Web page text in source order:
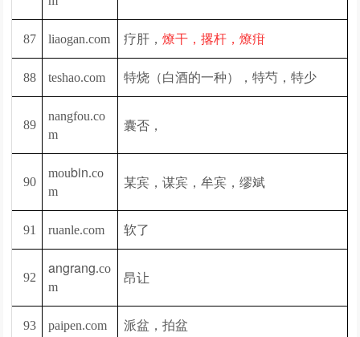
87 liaogan.com 疗肝，燎干，撂杆，燎疳
88 teshao.com 特烧（白酒的一种），特芍，特少
89
nangfou.co
m
囊否，
90
moubin.co
m
某宾，谋宾，牟宾，缪斌
91 ruanle.com 软了
92
angrang.co
m
昂让
93 paipen.com 派盆，拍盆